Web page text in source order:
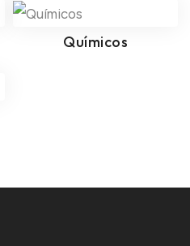
Químicos